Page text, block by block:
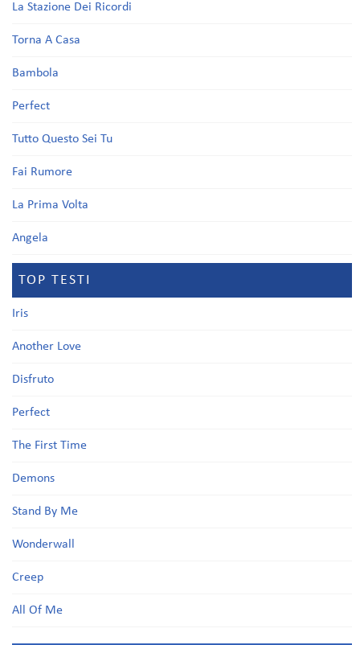
La Stazione Dei Ricordi
Torna A Casa
Bambola
Perfect
Tutto Questo Sei Tu
Fai Rumore
La Prima Volta
Angela
TOP TESTI
Iris
Another Love
Disfruto
Perfect
The First Time
Demons
Stand By Me
Wonderwall
Creep
All Of Me